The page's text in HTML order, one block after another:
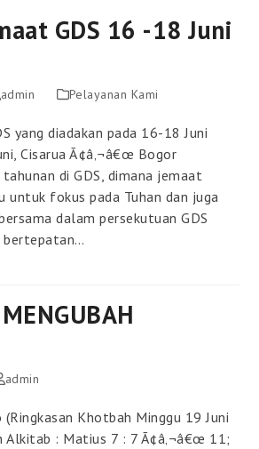
GDS 16 -18 Juni
admin Pelayanan Kami
yang diadakan pada 16-18 Juni
Cisarua Ã¢â‚¬â€œ Bogor
di GDS, dimana jemaat
untuk fokus pada Tuhan dan juga
dalam persekutuan GDS
bertepatan…
admin
Khotbah Minggu 19 Juni
: Matius 7 : 7 Ã¢â‚¬â€œ 11;